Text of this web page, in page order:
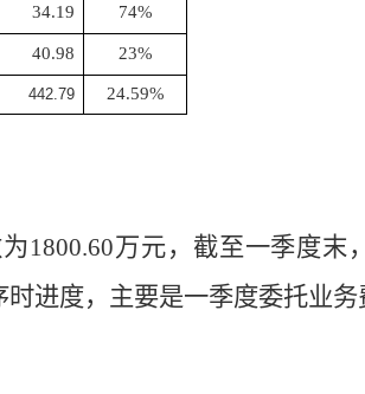
34.19 74%
40.98 23%
442.79 24.59%
1800.60万元，截至一季度末，
进度，主要是一季度委托业务